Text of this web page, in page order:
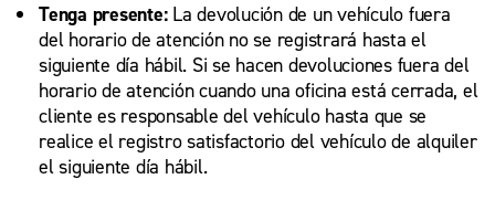
Tenga presente:La devolución de un vehículo fuera
del horario de atención no se registrará hasta el
siguiente día hábil. Si se hacen devoluciones fuera del
horario de atención cuando una oficina está cerrada, el
cliente es responsable del vehículo hasta que se
realice el registro satisfactorio del vehículo de alquiler
el siguiente día hábil.